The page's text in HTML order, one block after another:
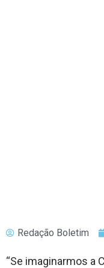
Redação Boletim
“Se imaginarmos a